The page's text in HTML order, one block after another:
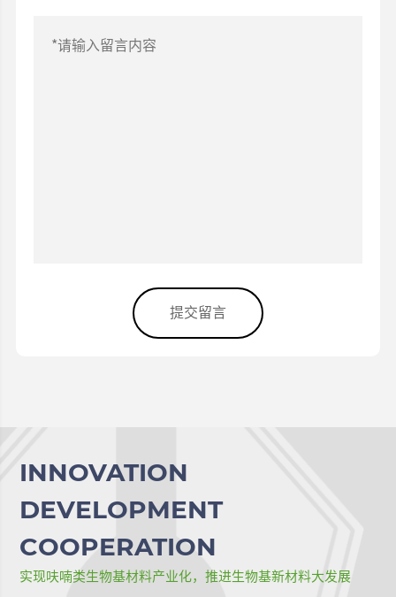
提交留言
INNOVATION
DEVELOPMENT
COOPERATION
实现呋喃类生物基材料产业化，推进生物基新材料大发展